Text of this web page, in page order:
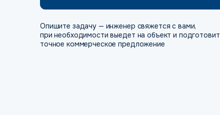
Опишите задачу — инженер свяжется с вами,
при необходимости выедет на объект и подготовит
точное коммерческое предложение